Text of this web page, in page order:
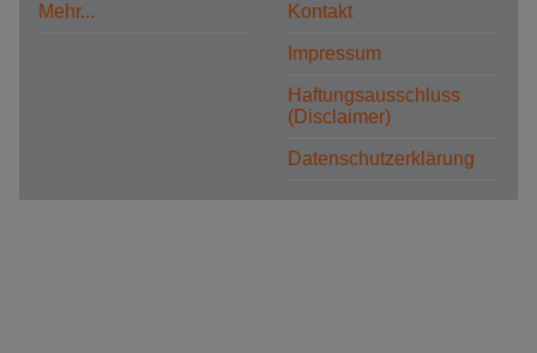
Mehr... Kontakt
Impressum
Haftungsausschluss
(Disclaimer)
Datenschutzerklärung